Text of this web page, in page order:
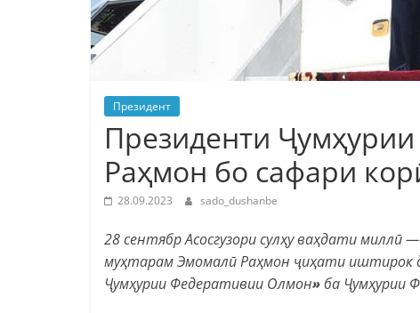
Президент
Президенти
Раҳмон бо сафари
28.09.2023 sado_dushanbe
28 сентябр Асосгузори сулҳу ваҳдати
муҳтарам Эмомалӣ Раҳмон ҷиҳати иштирок
Ҷумҳурии Федеративии Олмон»ба Ҷумҳурии